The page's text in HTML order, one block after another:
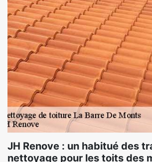
JH Renove : un habitué des
nettoyage pour les toits des